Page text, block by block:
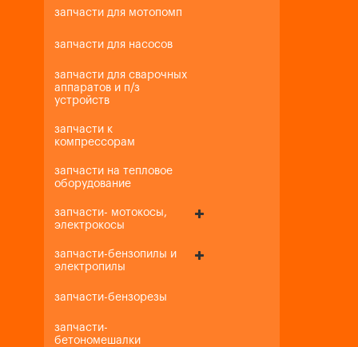
запчасти для мотопомп
запчасти для насосов
запчасти для сварочных
аппаратов и п/з
устройств
запчасти к
компрессорам
запчасти на тепловое
оборудование
запчасти- мотокосы,
электрокосы
запчасти-бензопилы и
электропилы
запчасти-бензорезы
запчасти-
бетономешалки